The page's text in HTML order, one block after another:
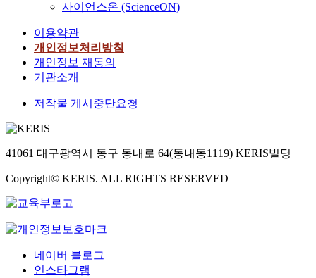
사이언스온 (ScienceON)
이용약관
개인정보처리방침
개인정보 재동의
기관소개
저작물 게시중단요청
41061 대구광역시 동구 동내로 64(동내동1119) KERIS빌딩
Copyright© KERIS. ALL RIGHTS RESERVED
네이버 블로그
인스타그램